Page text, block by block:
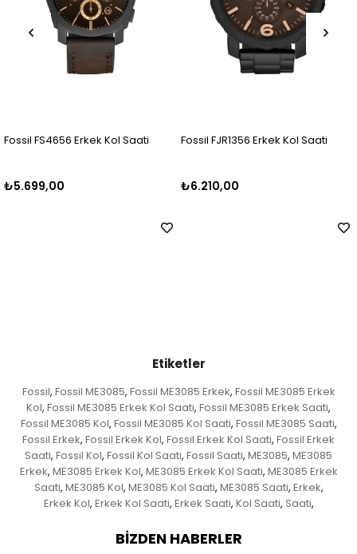
Kol Saati Fossil FJR1356 Erkek Kol Saati Fossil FFS5024
Etiketler
Fossil, Fossil ME3085, Fossil ME3085 Erkek, Fossil ME3085 Erkek
Kol, Fossil ME3085 Erkek Kol Saati, Fossil ME3085 Erkek Saati,
Fossil ME3085 Kol, Fossil ME3085 Kol Saati, Fossil ME3085 Saati,
Fossil Erkek, Fossil Erkek Kol, Fossil Erkek Kol Saati, Fossil Erkek
Saati, Fossil Kol, Fossil Kol Saati, Fossil Saati, ME3085, ME3085
Erkek, ME3085 Erkek Kol, ME3085 Erkek Kol Saati, ME3085 Erkek
Saati, ME3085 Kol, ME3085 Kol Saati, ME3085 Saati, Erkek,
Erkek Kol, Erkek Kol Saati, Erkek Saati, Kol Saati, Saati,
BIZDEN HABERLER